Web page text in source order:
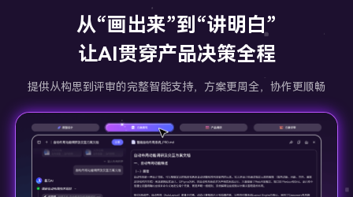
从“画出来”到“讲明白”
让AI贯穿产品决策全程
提供从构思到评审的完整智能支持，方案更周全，协作更顺畅